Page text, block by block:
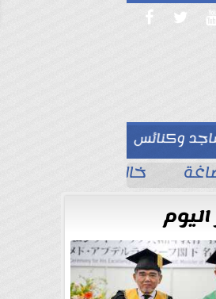
 
وكنائس
خالد الغندور يطلب